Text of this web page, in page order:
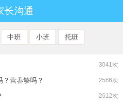
长沟通
中班 小班 托班
3041次
2566次
？营养够吗？
2612次